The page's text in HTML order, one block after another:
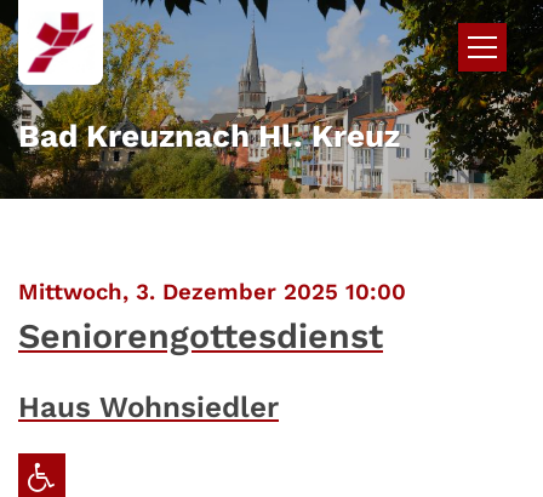
Zum Inhalt springen
Bad Kreuznach Hl. Kreuz
Mittwoch, 3. Dezember 2025 10:00
Seniorengottesdienst
Haus Wohnsiedler